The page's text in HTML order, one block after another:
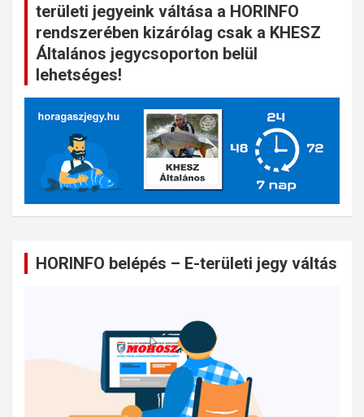
területi jegyeink váltása a HORINFO
rendszerében kizárólag csak a KHESZ
Általános jegycsoporton belül
lehetséges!
HORINFO belépés – E-területi jegy váltás